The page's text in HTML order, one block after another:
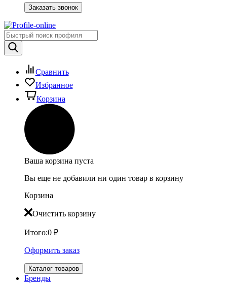
Заказать звонок
Сравнить
Избранное
Корзина
Ваша корзина пуста
Вы еще не добавили ни один товар в корзину
Корзина
Очистить корзину
Итого:0 ₽
Оформить заказ
Каталог товаров
Бренды